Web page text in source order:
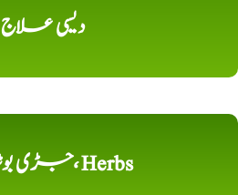
دیسی علاج
جڑی بوٹیاں، Herbs